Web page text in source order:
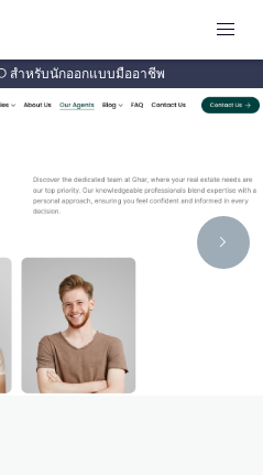
สำหรับนักออกแบบมืออาชีพ